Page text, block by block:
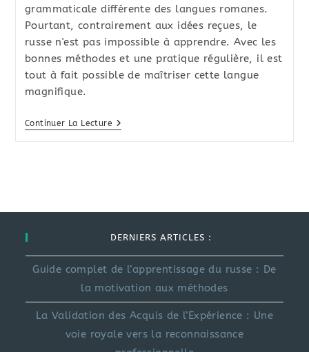
grammaticale différente des langues romanes.
Pourtant, contrairement aux idées reçues, le
russe n'est pas impossible à apprendre. Avec les
bonnes méthodes et une pratique régulière, il est
tout à fait possible de maîtriser cette langue
magnifique.
Continuer La LectureGuide
Complet
La
Aux
Méthodes
DERNIERS ARTICLES :
Guide complet de l’apprentissage du russe : De
la motivation aux méthodes
La Validation des Acquis de l’Expérience : Une
voie royale vers la reconnaissance